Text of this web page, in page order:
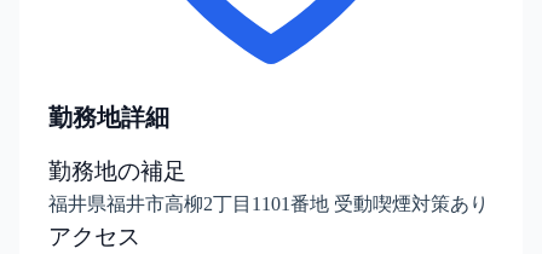
勤務地詳細
勤務地の補足
福井県福井市高柳2丁目1101番地 受動喫煙対策あり
アクセス